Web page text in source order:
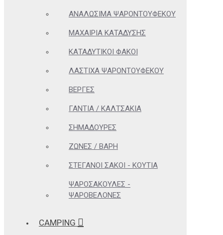
ΑΝΑΛΏΣΙΜΑ ΨΑΡΟΝΤΟΎΦΕΚΟΥ
ΜΑΧΑΊΡΙΑ ΚΑΤΆΔΥΣΗΣ
ΚΑΤΑΔΥΤΙΚΟΊ ΦΑΚΟΊ
ΛΆΣΤΙΧΑ ΨΑΡΟΝΤΟΎΦΕΚΟΥ
ΒΈΡΓΕΣ
ΓΆΝΤΙΑ / ΚΑΛΤΣΆΚΙΑ
ΣΗΜΑΔΟΎΡΕΣ
ΖΏΝΕΣ / ΒΆΡΗ
ΣΤΕΓΑΝΟΊ ΣΆΚΟΙ - ΚΟΥΤΙΆ
ΨΑΡΟΣΑΚΟΎΛΕΣ -
ΨΑΡΟΒΕΛΌΝΕΣ
CAMPING